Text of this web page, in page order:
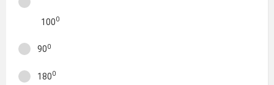
1000
900
1800